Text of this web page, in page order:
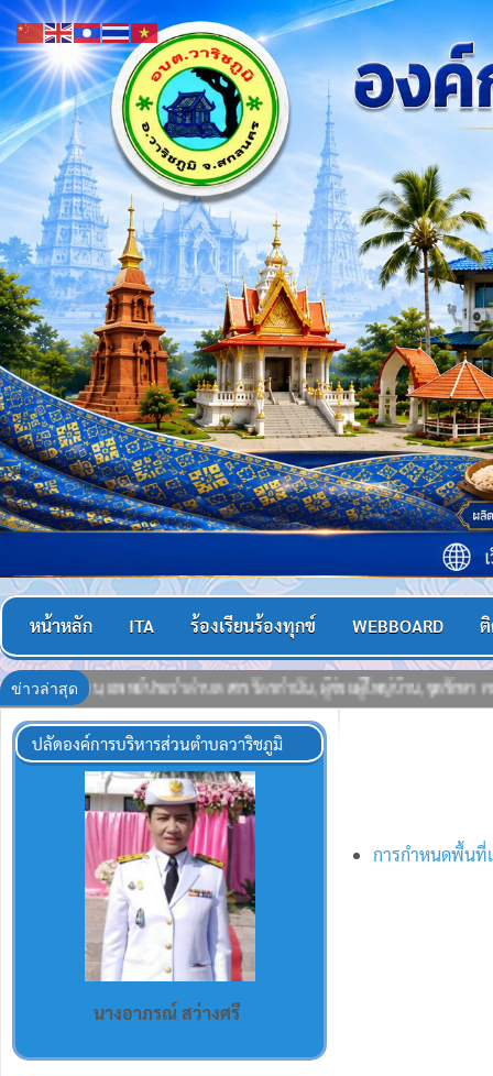
หน้าหลัก ITA ร้องเรียนร้องทุกข์ WEBBOARD
ข่าวล่าสุด
บ้าน,ชุดรักษา ความปลอดภัยหมู่บ้าน (ชรบ.), อาสาสมัครสาธารณสุขปร
การกำหนดพื้นที่
ปลัดองค์การบริหารส่วนตำบลวาริชภูมิ
นางอาภรณ์ สว่างศรี